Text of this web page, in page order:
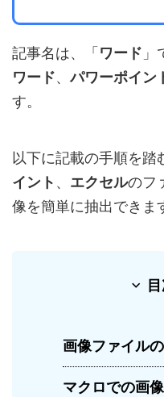
記事名は、「 ワード 」
ワード、パワーポイン
す。
以下に記載の手順を踏
イント 、 エクセルのフ
像を簡単に抽出できま
画像ファイル
マクロでの画